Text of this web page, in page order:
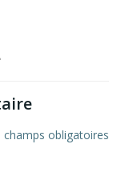
champs obligatoires